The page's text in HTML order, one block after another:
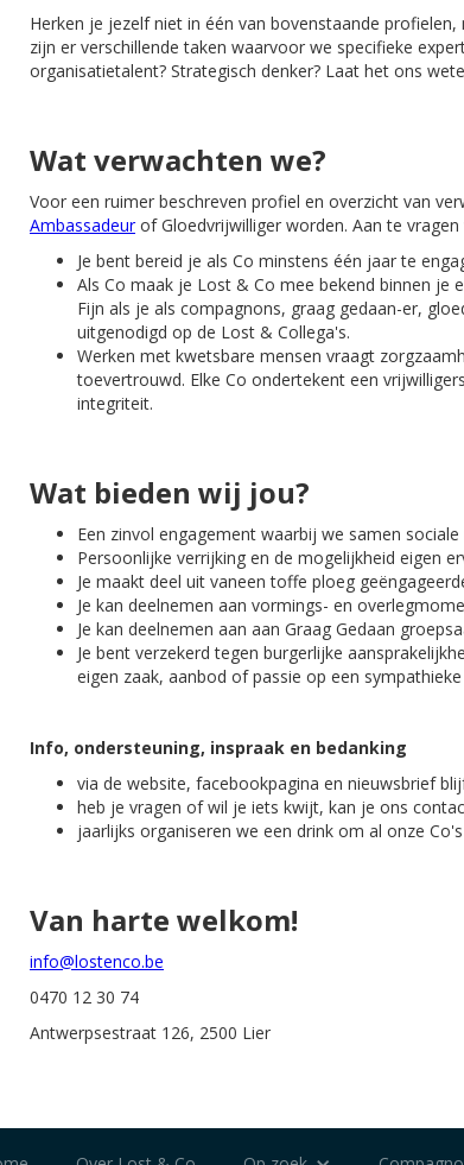
Herken je jezelf niet in één van bovenstaande
zijn er verschillende taken waarvoor we specifieke
organisatietalent? Strategisch denker? Laat het ons
Wat verwachten we?
Voor een ruimer beschreven profiel en overzicht van
Ambassadeurof Gloedvrijwilliger worden. Aan te vragen
Je bent bereid je als Co minstens één jaar te
Als Co maak je Lost & Co mee bekend binnen je
Fijn als je als compagnons, graag gedaan-er,
uitgenodigd op de Lost & Collega's.
Werken met kwetsbare mensen vraagt
toevertrouwd. Elke Co ondertekent een
integriteit.
Wat bieden wij jou?
Een zinvol engagement waarbij we samen
Persoonlijke verrijking en de mogelijkheid eigen
Je maakt deel uit vaneen toffe ploeg
Je kan deelnemen aan vormings- en
Je kan deelnemen aan aan Graag Gedaan
Je bent verzekerd tegen burgerlijke
eigen zaak, aanbod of passie op een
Info, ondersteuning, inspraak en bedanking
via de website, facebookpagina en nieuwsbrief
heb je vragen of wil je iets kwijt, kan je ons
jaarlijks organiseren we een drink om al onze
Van harte welkom!
info@lostenco.be
0470 12 30 74
Antwerpsestraat 126, 2500 Lier